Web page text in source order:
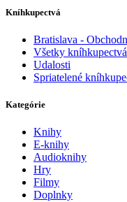
Kníhkupectvá
Bratislava -
Všetky kníhkupectvá
Udalosti
Spriatelené
Kategórie
Knihy
E-knihy
Audioknihy
Hry
Filmy
Doplnky